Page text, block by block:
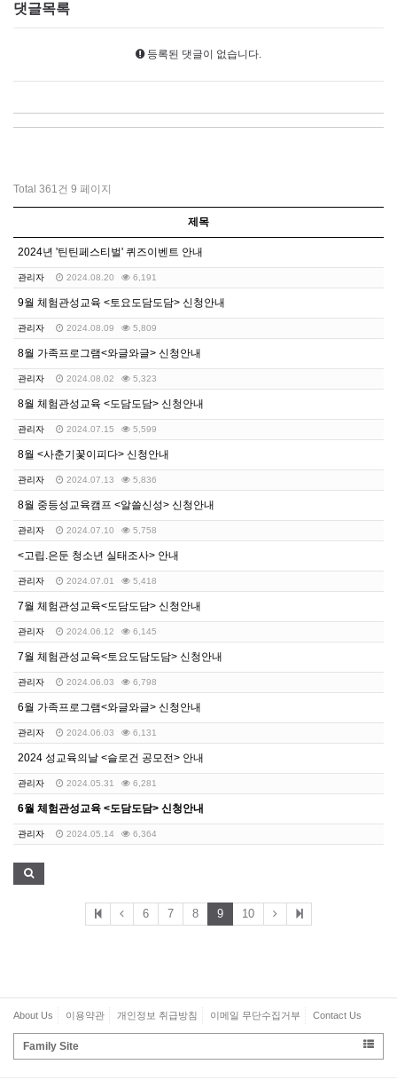
댓글목록
등록된 댓글이 없습니다.
Total 361건 9 페이지
제목
2024년 '틴틴페스티벌' 퀴즈이벤트 안내
관리자 2024.08.20 6,191
9월 체험관성교육 <토요도담도담> 신청안내
관리자 2024.08.09 5,809
8월 가족프로그램<와글와글> 신청안내
관리자 2024.08.02 5,323
8월 체험관성교육 <도담도담> 신청안내
관리자 2024.07.15 5,599
8월 <사춘기꽃이피다> 신청안내
관리자 2024.07.13 5,836
8월 중등성교육캠프 <알쓸신성> 신청안내
관리자 2024.07.10 5,758
<고립.은둔 청소년 실태조사> 안내
관리자 2024.07.01 5,418
7월 체험관성교육<도담도담> 신청안내
관리자 2024.06.12 6,145
7월 체험관성교육<토요도담도담> 신청안내
관리자 2024.06.03 6,798
6월 가족프로그램<와글와글> 신청안내
관리자 2024.06.03 6,131
2024 성교육의날 <슬로건 공모전> 안내
관리자 2024.05.31 6,281
6월 체험관성교육 <도담도담> 신청안내
관리자 2024.05.14 6,364
6 7 8 9 10
About Us 이용약관 개인정보 취급방침 이메일 무단수집거부 Contact Us
Family Site